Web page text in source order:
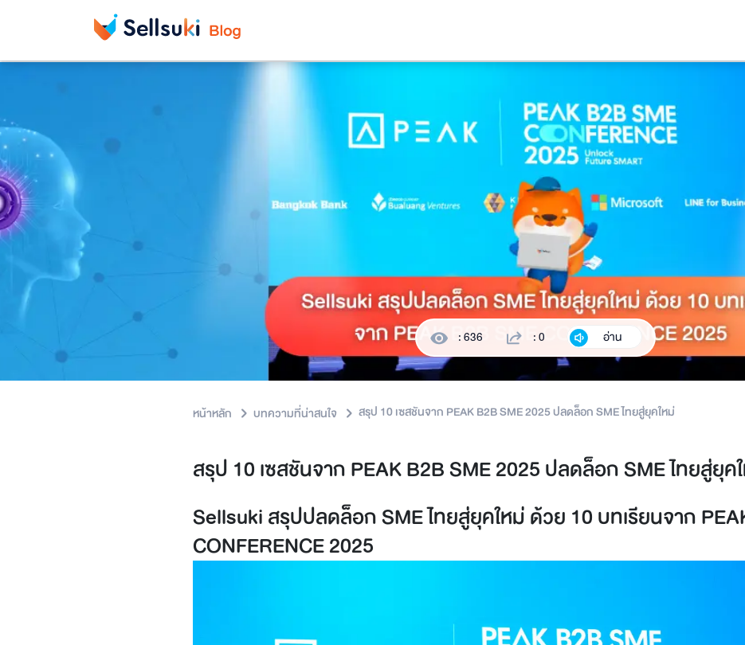
: 636 : 0 อ่าน
หน้าหลัก บทความที่น่าสนใจ สรุป 10 เซสชันจาก PEAK B2B SME 2025 ปลดล็อก SME ไทยสู่ยุคใหม่
สรุป 10 เซสชันจาก PEAK B2B SME 2025 ปลดล็อก SME ไทยสู่ยุค
Sellsuki สรุปปลดล็อก SME ไทยสู่ยุคใหม่ ด้วย 10 บทเรียนจาก
CONFERENCE 2025